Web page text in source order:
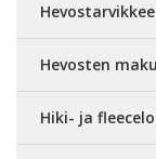
Hevosten
Hiki- ja